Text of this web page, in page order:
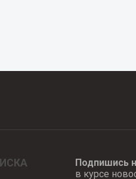
Подпишись
в курсе